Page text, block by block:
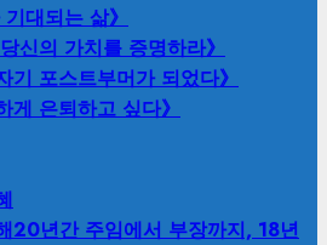
대되는 삶》
신의 가치를 증명하라》
기 포스트부머가 되었다》
게 은퇴하고 싶다》
20년간 주임에서 부장까지, 18년